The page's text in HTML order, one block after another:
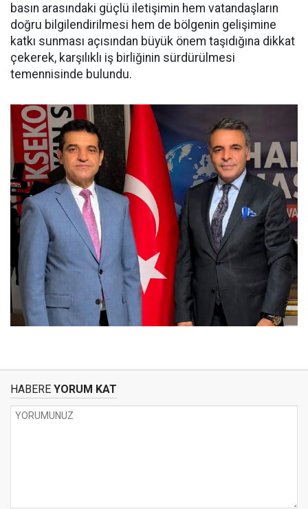
basın arasındaki güçlü iletişimin hem vatandaşların
doğru bilgilendirilmesi hem de bölgenin gelişimine
katkı sunması açısından büyük önem taşıdığına dikkat
çekerek, karşılıklı iş birliğinin sürdürülmesi
temennisinde bulundu.
HABERE YORUM KAT